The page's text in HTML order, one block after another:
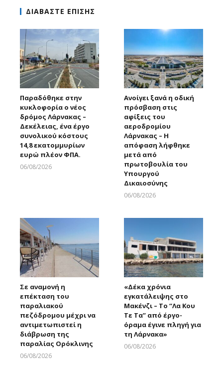
ΔΙΑΒΑΣΤΕ ΕΠΙΣΗΣ
Παραδόθηκε στην
κυκλοφορία ο νέος
δρόμος Λάρνακας –
Δεκέλειας, ένα έργο
συνολικού κόστους
14,8 εκατομμυρίων
ευρώ πλέον ΦΠΑ.
06/08/2026
Ανοίγει ξανά η οδική
πρόσβαση στις
αφίξεις του
αεροδρομίου
Λάρνακας – Η
απόφαση λήφθηκε
μετά από
πρωτοβουλία του
Υπουργού
Δικαιοσύνης
06/08/2026
Σε αναμονή η
επέκταση του
παραλιακού
πεζόδρομου μέχρι να
αντιμετωπιστεί η
διάβρωση της
παραλίας Ορόκλινης
06/08/2026
«Δέκα χρόνια
εγκατάλειψης στο
Μακένζι – Το “Λα Κου
Τε Τα” από έργο-
όραμα έγινε πληγή για
τη Λάρνακα»
06/08/2026